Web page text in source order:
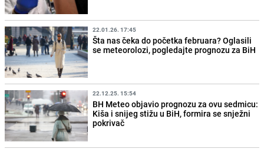
22.01.26. 17:45
Šta nas čeka do početka februara? Oglasili
se meteorolozi, pogledajte prognozu za BiH
22.12.25. 15:54
BH Meteo objavio prognozu za ovu sedmicu:
Kiša i snijeg stižu u BiH, formira se snježni
pokrivač